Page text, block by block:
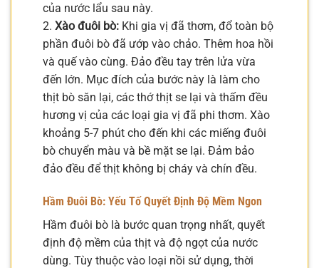
của nước lẩu sau này.
2. Xào đuôi bò: Khi gia vị đã thơm, đổ toàn bộ
phần đuôi bò đã ướp vào chảo. Thêm hoa hồi
và quế vào cùng. Đảo đều tay trên lửa vừa
đến lớn. Mục đích của bước này là làm cho
thịt bò săn lại, các thớ thịt se lại và thấm đều
hương vị của các loại gia vị đã phi thơm. Xào
khoảng 5-7 phút cho đến khi các miếng đuôi
bò chuyển màu và bề mặt se lại. Đảm bảo
đảo đều để thịt không bị cháy và chín đều.
Hầm Đuôi Bò: Yếu Tố Quyết Định Độ Mềm Ngon
Hầm đuôi bò là bước quan trọng nhất, quyết
định độ mềm của thịt và độ ngọt của nước
dùng. Tùy thuộc vào loại nồi sử dụng, thời